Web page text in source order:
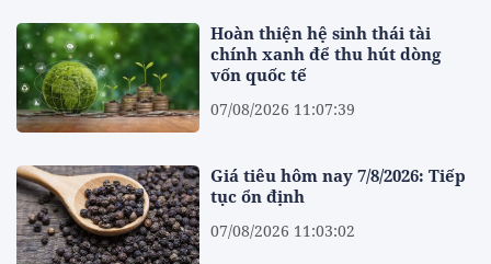
Hoàn thiện hệ sinh thái tài
chính xanh để thu hút dòng
vốn quốc tế
07/08/2026 11:07:39
Giá tiêu hôm nay 7/8/2026: Tiếp
tục ổn định
07/08/2026 11:03:02